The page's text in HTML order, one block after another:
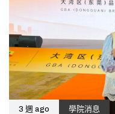
3 週 ago 學院消息